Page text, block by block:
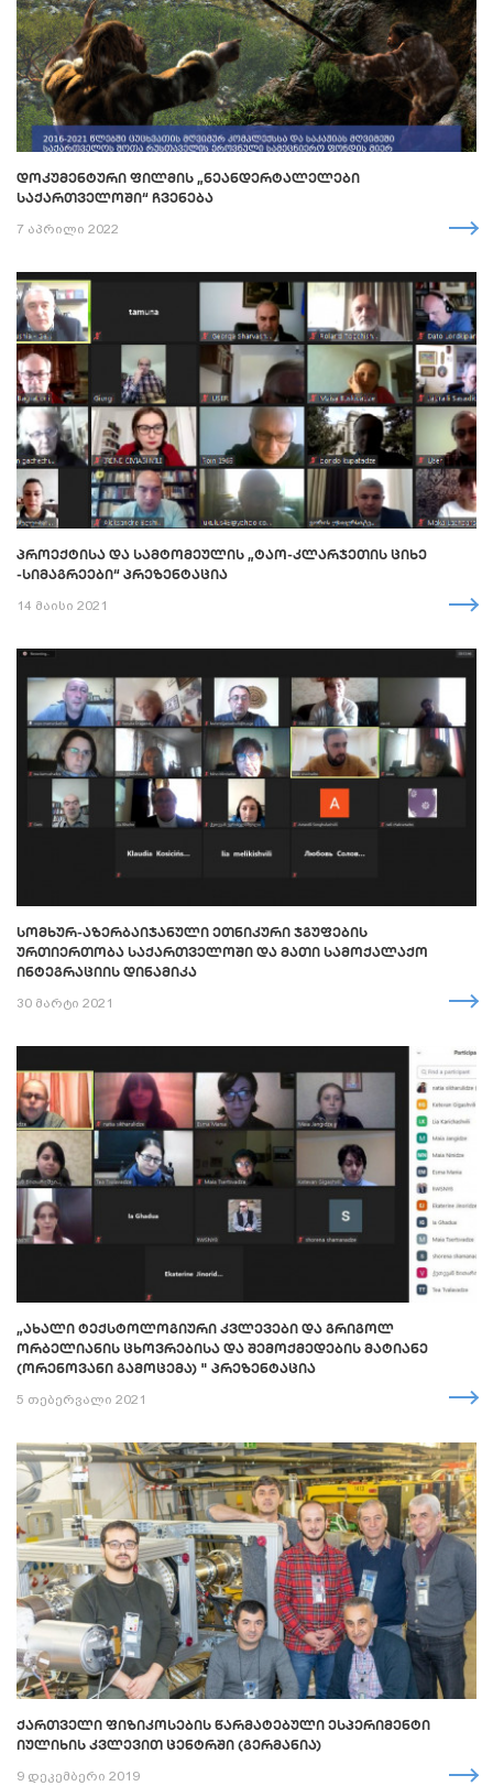
ᲓᲝᲙᲣᲛᲔᲜᲢᲣᲠᲘ ᲤᲘᲚᲛᲘᲡ „ᲜᲔᲐᲜᲓᲔᲠᲢᲐᲚᲔᲚᲔᲑᲘ
ᲡᲐᲥᲐᲠᲗᲕᲔᲚᲝᲨᲘ“ ᲩᲕᲔᲜᲔᲑᲐ
7 აპრილი 2022
ᲞᲠᲝᲔᲥᲢᲘᲡᲐ ᲓᲐ ᲡᲐᲛᲢᲝᲛᲔᲣᲚᲘᲡ „ᲢᲐᲝ-ᲙᲚᲐᲠᲯᲔᲗᲘᲡ ᲪᲘᲮᲔ
-ᲡᲘᲛᲐᲒᲠᲔᲔᲑᲘ“ ᲞᲠᲔᲖᲔᲜᲢᲐᲪᲘᲐ
14 მაისი 2021
ᲡᲝᲛᲮᲣᲠ-ᲐᲖᲔᲠᲑᲐᲘᲯᲐᲜᲣᲚᲘ ᲔᲗᲜᲘᲙᲣᲠᲘ ᲯᲒᲣᲤᲔᲑᲘᲡ
ᲣᲠᲗᲘᲔᲠᲗᲝᲑᲐ ᲡᲐᲥᲐᲠᲗᲕᲔᲚᲝᲨᲘ ᲓᲐ ᲛᲐᲗᲘ ᲡᲐᲛᲝᲥᲐᲚᲐᲥᲝ
ᲘᲜᲢᲔᲒᲠᲐᲪᲘᲘᲡ ᲓᲘᲜᲐᲛᲘᲙᲐ
30 მარტი 2021
„ᲐᲮᲐᲚᲘ ᲢᲔᲥᲡᲢᲝᲚᲝᲒᲘᲣᲠᲘ ᲙᲕᲚᲔᲕᲔᲑᲘ ᲓᲐ ᲒᲠᲘᲒᲝᲚ
ᲝᲠᲑᲔᲚᲘᲐᲜᲘᲡ ᲪᲮᲝᲕᲠᲔᲑᲘᲡᲐ ᲓᲐ ᲨᲔᲛᲝᲥᲛᲔᲓᲔᲑᲘᲡ ᲛᲐᲢᲘᲐᲜᲔ
(ᲝᲠᲔᲜᲝᲕᲐᲜᲘ ᲒᲐᲛᲝᲪᲔᲛᲐ) " ᲞᲠᲔᲖᲔᲜᲢᲐᲪᲘᲐ
5 თებერვალი 2021
ᲥᲐᲠᲗᲕᲔᲚᲘ ᲤᲘᲖᲘᲙᲝᲡᲔᲑᲘᲡ ᲬᲐᲠᲛᲐᲢᲔᲑᲣᲚᲘ ᲔᲡᲞᲔᲠᲘᲛᲔᲜᲢᲘ
ᲘᲣᲚᲘᲮᲘᲡ ᲙᲕᲚᲔᲕᲘᲗ ᲪᲔᲜᲢᲠᲨᲘ (ᲒᲔᲠᲛᲐᲜᲘᲐ)
9 დეკემბერი 2019